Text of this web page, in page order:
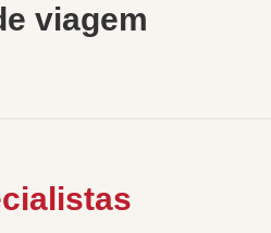
viagem